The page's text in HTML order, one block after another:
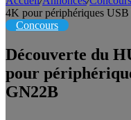
4K pour périphériques
Concours
Découverte du
pour
GN22B